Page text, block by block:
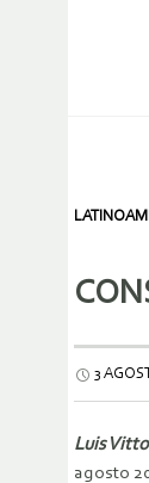
3
Luis
agosto